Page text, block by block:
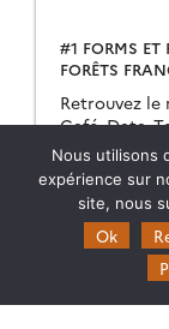
#1 FORMS ET
FORÊTS
Retrouvez
Café Data
des forêts à
11.05.2026
Nous utilisons
expérience sur
site, nous
Ok